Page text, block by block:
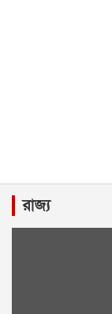
রাজ্য